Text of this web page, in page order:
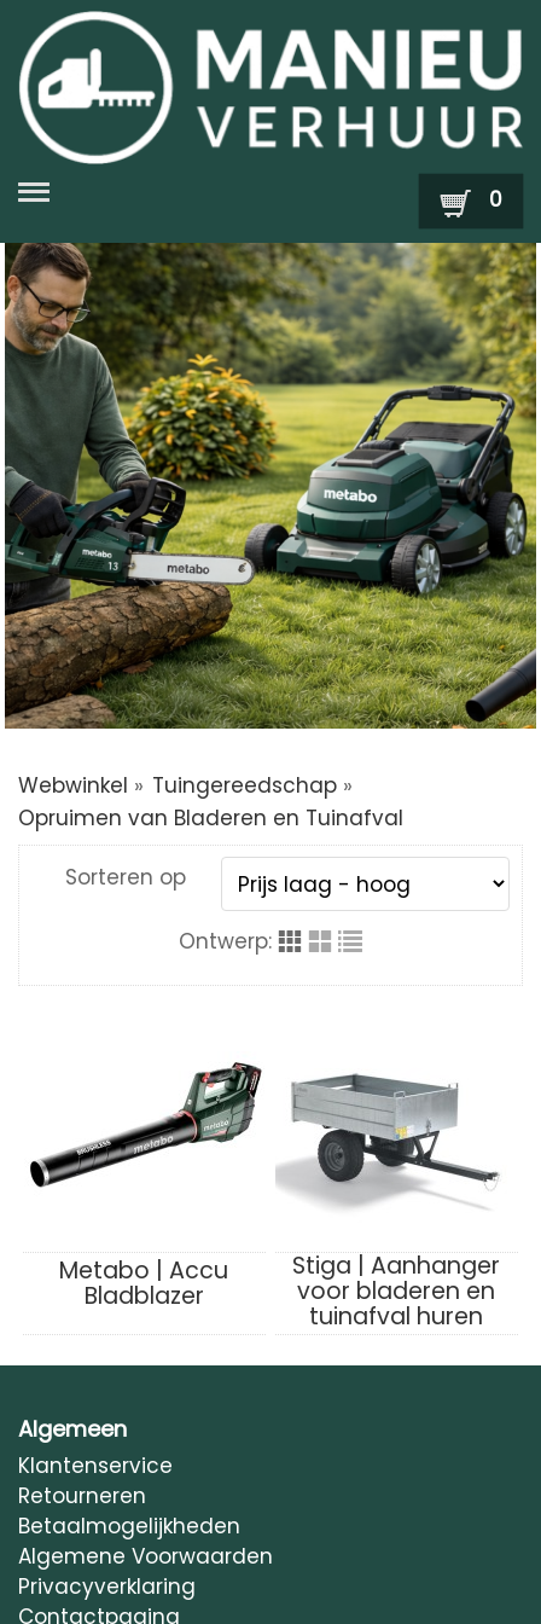
Snoeien en Heggen
Opruimen van Bladeren en
Tuinafval
Maaien en Trimmen
Zagen en Snoeien van Hout
Accessoires & Extra’s
0
Webwinkel » Tuingereedschap»
Opruimen van Bladeren en Tuinafval
Sorteren op
Ontwerp:
Metabo | Accu
Bladblazer
Stiga | Aanhanger
voor bladeren en
tuinafval huren
Algemeen
Klantenservice
Retourneren
Betaalmogelijkheden
Algemene Voorwaarden
Privacyverklaring
Contactpagina